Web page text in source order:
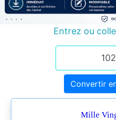
Entrez ou
Convertir
Mille